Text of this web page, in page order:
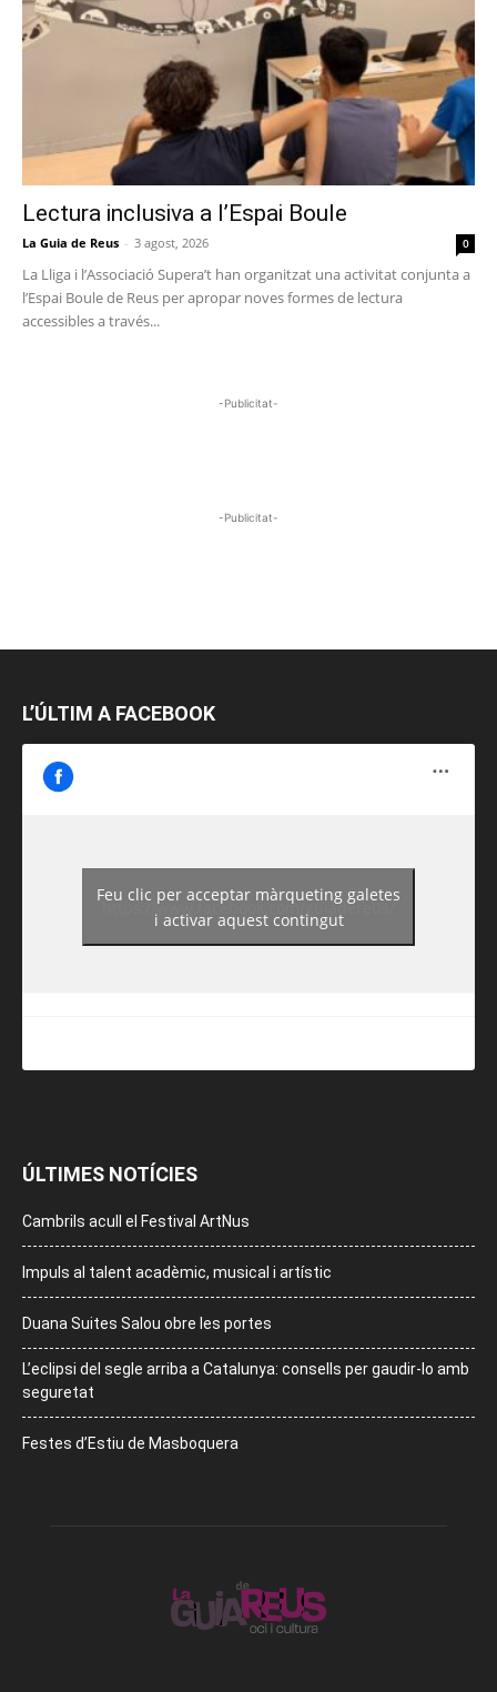
Lectura inclusiva a l’Espai Boule
La Guia de Reus - 3 agost, 2026 0
La Lliga i l’Associació Supera’t han organitzat una activitat conjunta a
l’Espai Boule de Reus per apropar noves formes de lectura
accessibles a través...
-Publicitat-
-Publicitat-
L’ÚLTIM A FACEBOOK
https://www.facebook.com/guiadereus/
Feu clic per acceptar màrqueting galetes
i activar aquest contingut
ÚLTIMES NOTÍCIES
Cambrils acull el Festival ArtNus
Impuls al talent acadèmic, musical i artístic
Duana Suites Salou obre les portes
L’eclipsi del segle arriba a Catalunya: consells per gaudir-lo amb
seguretat
Festes d’Estiu de Masboquera